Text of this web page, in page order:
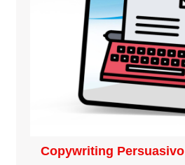
Copywriting Persuasivo